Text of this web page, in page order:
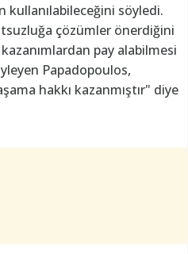
söyledi.
çözümler önerdiğini
pay alabilmesi
Papadopoulos,
hakkı kazanmıştır" diye